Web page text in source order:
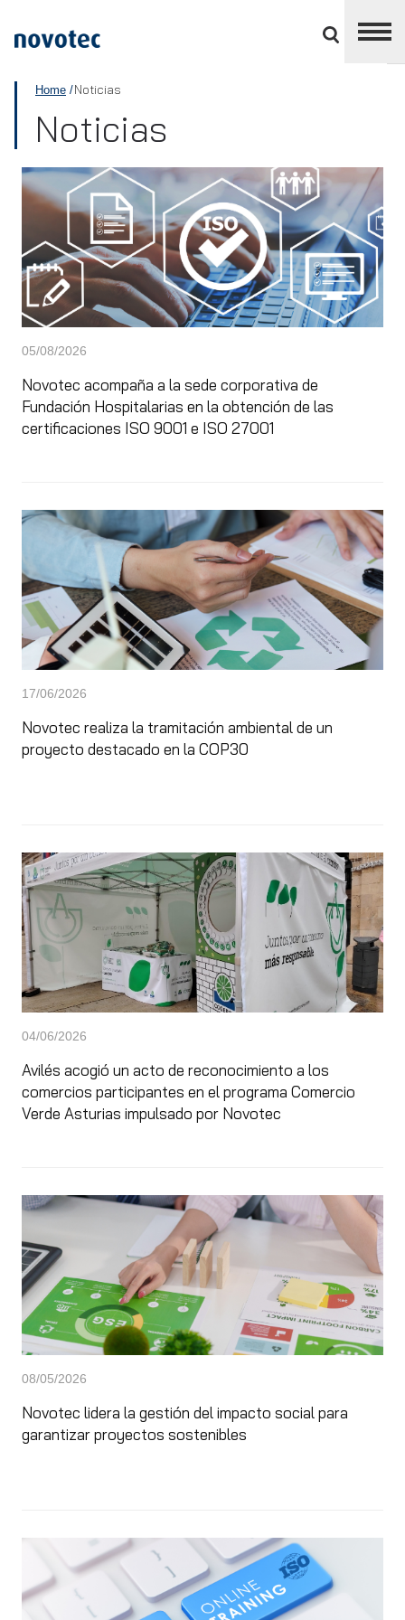
panel
APPLUS+
Home Noticias
Noticias
05/08/2026
Novotec acompaña a la sede corporativa de
Fundación Hospitalarias en la obtención de las
certificaciones ISO 9001 e ISO 27001
17/06/2026
Novotec realiza la tramitación ambiental de un
proyecto destacado en la COP30
04/06/2026
Avilés acogió un acto de reconocimiento a los
comercios participantes en el programa Comercio
Verde Asturias impulsado por Novotec
08/05/2026
Novotec lidera la gestión del impacto social para
garantizar proyectos sostenibles